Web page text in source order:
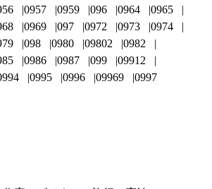
0957 0959 096 0964
0965
0969 097 0972 0973
0974
098 0980 09802
0982
0986 0987 099
09912
0995 0996 09969 0997